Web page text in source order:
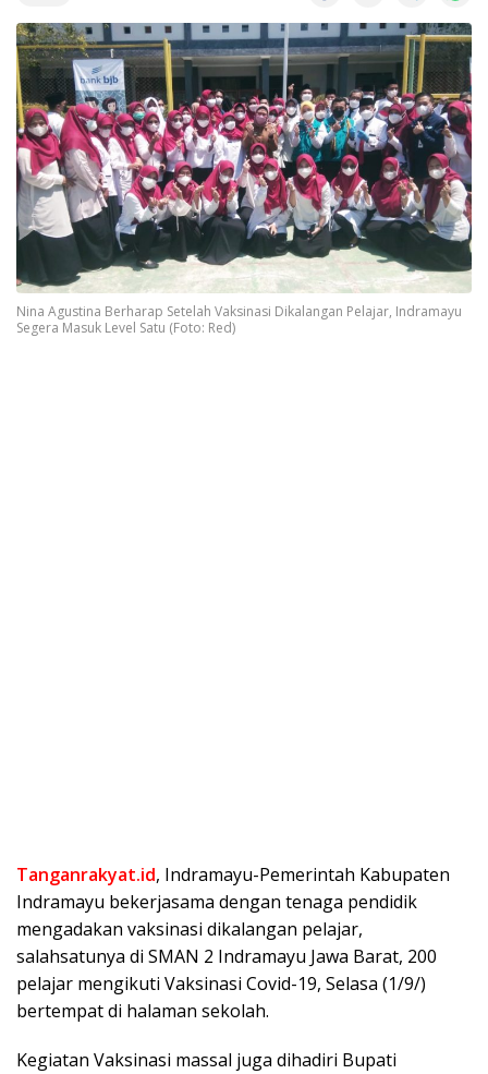
Nina Agustina Berharap Setelah Vaksinasi Dikalangan Pelajar, Indramayu
Segera Masuk Level Satu (Foto: Red)
Tanganrakyat.id, Indramayu-Pemerintah Kabupaten
Indramayu bekerjasama dengan tenaga pendidik
mengadakan vaksinasi dikalangan pelajar,
salahsatunya di SMAN 2 Indramayu Jawa Barat, 200
pelajar mengikuti Vaksinasi Covid-19, Selasa (1/9/)
bertempat di halaman sekolah.
Kegiatan Vaksinasi massal juga dihadiri Bupati